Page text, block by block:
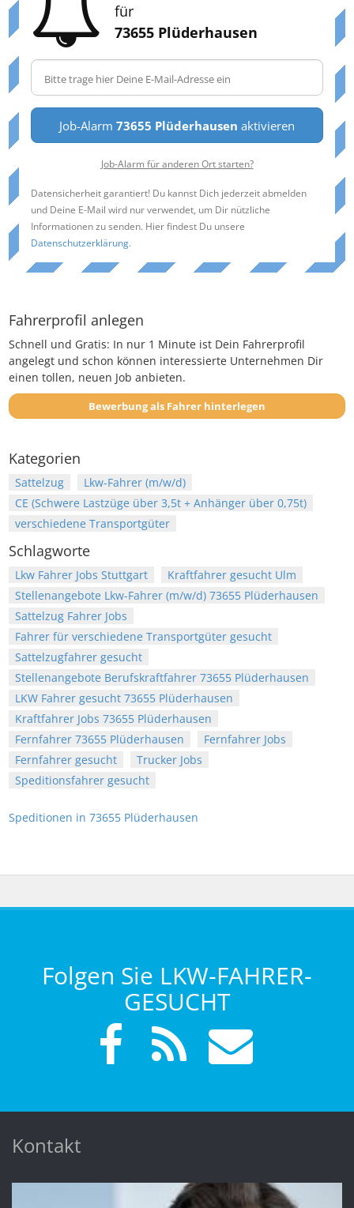
für
73655 Plüderhausen
Job-Alarm 73655 Plüderhausen aktivieren
Job-Alarm für anderen Ort starten?
Datensicherheit garantiert! Du kannst Dich jederzeit abmelden
und Deine E-Mail wird nur verwendet, um Dir nützliche
Informationen zu senden. Hier findest Du unsere
Datenschutzerklärung.
Fahrerprofil anlegen
Schnell und Gratis: In nur 1 Minute ist Dein Fahrerprofil
angelegt und schon können interessierte Unternehmen Dir
einen tollen, neuen Job anbieten.
Bewerbung als Fahrer hinterlegen
Kategorien
Sattelzug
Lkw-Fahrer (m/w/d)
CE (Schwere Lastzüge über 3,5t + Anhänger über 0,75t)
verschiedene Transportgüter
Schlagworte
Lkw Fahrer Jobs Stuttgart
Kraftfahrer gesucht Ulm
Stellenangebote Lkw-Fahrer (m/w/d) 73655 Plüderhausen
Sattelzug Fahrer Jobs
Fahrer für verschiedene Transportgüter gesucht
Sattelzugfahrer gesucht
Stellenangebote Berufskraftfahrer 73655 Plüderhausen
LKW Fahrer gesucht 73655 Plüderhausen
Kraftfahrer Jobs 73655 Plüderhausen
Fernfahrer 73655 Plüderhausen
Fernfahrer Jobs
Fernfahrer gesucht
Trucker Jobs
Speditionsfahrer gesucht
Speditionen in 73655 Plüderhausen
Folgen Sie LKW-FAHRER-
GESUCHT
Kontakt